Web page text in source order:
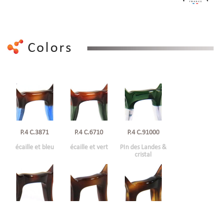
Colors
P.4 C.3871
écaille et bleu
P.4 C.6710
écaille et vert
P.4 C.91000
PIn des Landes &
cristal